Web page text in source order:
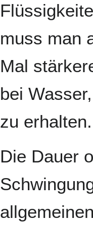
muss man
Mal
bei
zu erhalten.
Die Dauer